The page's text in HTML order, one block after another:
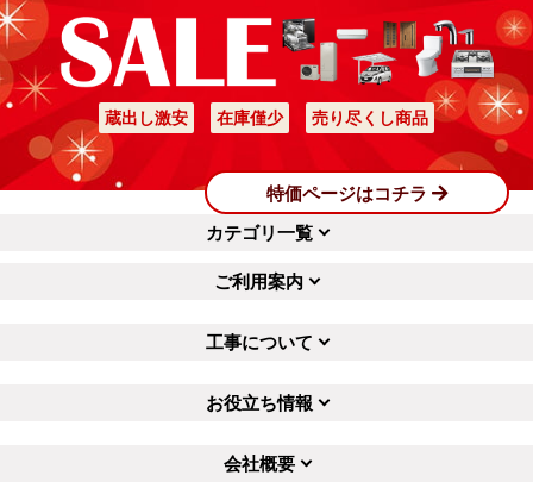
蔵出し激安 在庫僅少 売り尽くし商品
特価ページはコチラ
カテゴリ一覧
ご利用案内
工事について
お役立ち情報
会社概要